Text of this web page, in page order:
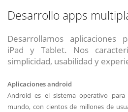
Desarrollo apps
Desarrollamos aplicaciones
iPad y Tablet. Nos
simplicidad, usabilidad y
Aplicaciones android
Android es el sistema operativo
mundo, con cientos de millones de